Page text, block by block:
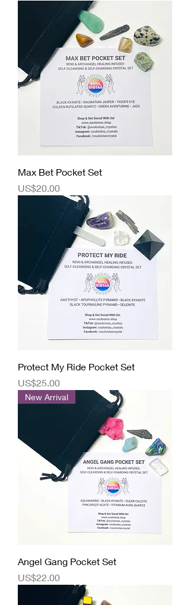
Max Bet Pocket Set
價格
US$20.00
Protect My Ride Pocket Set
價格
US$25.00
New Arrival
Angel Gang Pocket Set
價格
US$22.00